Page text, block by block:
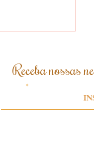
Receba nossas